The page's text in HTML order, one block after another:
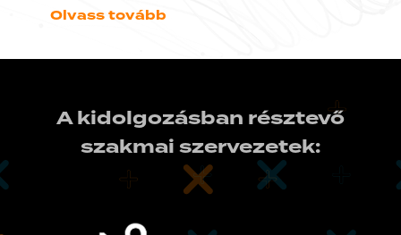
Olvass tovább
A kidolgozásban résztevő
szakmai szervezetek: